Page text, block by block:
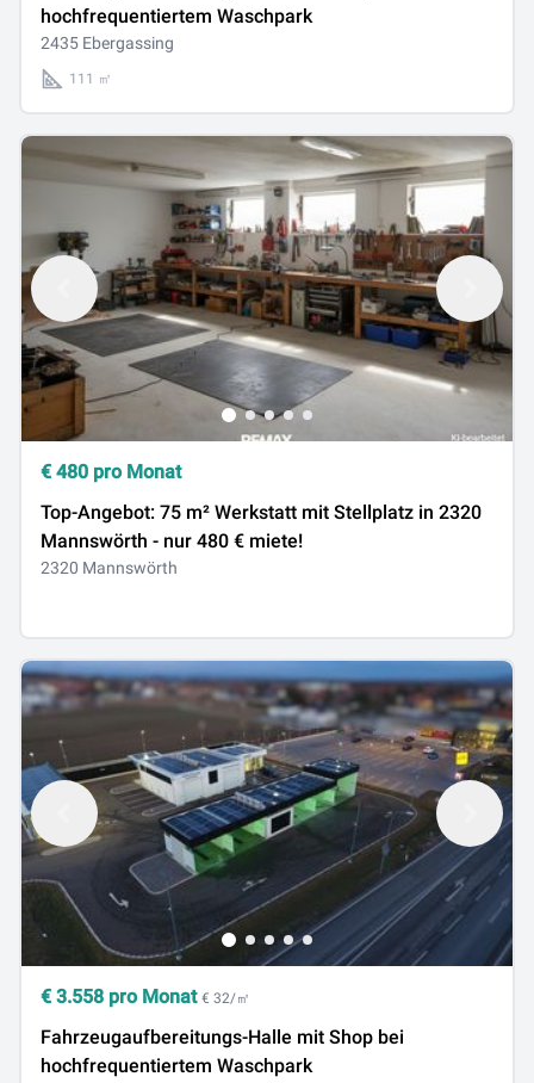
hochfrequentiertem Waschpark
2435 Ebergassing
111 ㎡
€ 480 pro Monat
Top-Angebot: 75 m² Werkstatt mit Stellplatz in 2320
Mannswörth - nur 480 € miete!
2320 Mannswörth
€ 3.558 pro Monat € 32/㎡
Fahrzeugaufbereitungs-Halle mit Shop bei
hochfrequentiertem Waschpark